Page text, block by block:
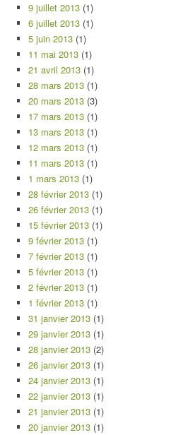
9 juillet 2013 (1)
6 juillet 2013 (1)
5 juin 2013 (1)
11 mai 2013 (1)
21 avril 2013 (1)
28 mars 2013 (1)
20 mars 2013 (3)
17 mars 2013 (1)
13 mars 2013 (1)
12 mars 2013 (1)
11 mars 2013 (1)
1 mars 2013 (1)
28 février 2013 (1)
26 février 2013 (1)
15 février 2013 (1)
9 février 2013 (1)
7 février 2013 (1)
5 février 2013 (1)
2 février 2013 (1)
1 février 2013 (1)
31 janvier 2013 (1)
29 janvier 2013 (1)
28 janvier 2013 (2)
26 janvier 2013 (1)
24 janvier 2013 (1)
22 janvier 2013 (1)
21 janvier 2013 (1)
20 janvier 2013 (1)